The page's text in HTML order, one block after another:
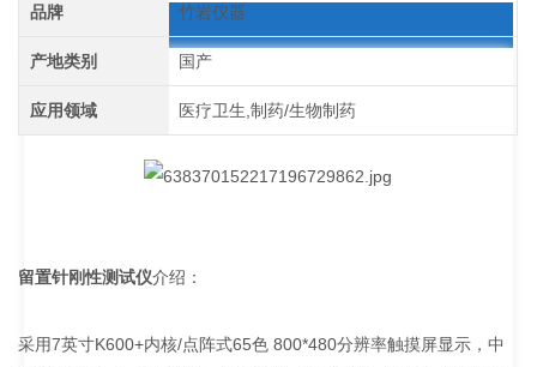
品牌 竹岩仪器
产地类别 国产
应用领域 医疗卫生,制药/生物制药
留置针刚性测试仪介绍：
采用7英寸K600+内核/点阵式65色 800*480分辨率触摸屏显示，中